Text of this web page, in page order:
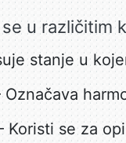
u različitim
stanje u
Označava
Koristi se za